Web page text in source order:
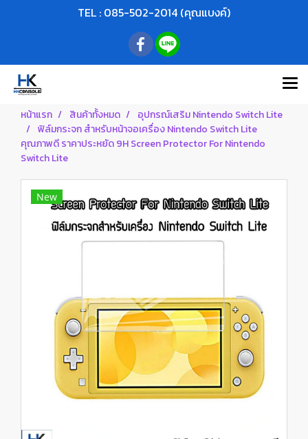
TEL : 085-502-2014 (คุณแบงค์)
หน้าแรก สินค้าทั้งหมด
อุปกรณ์เสริม Nintendo Switch Lite
ฟิล์มกระจก สำหรับหน้าจอเครื่อง Nintendo Switch Lite
คุณภาพดี ราคาประหยัด 9H Screen Protector For Nintendo
Switch Lite
New